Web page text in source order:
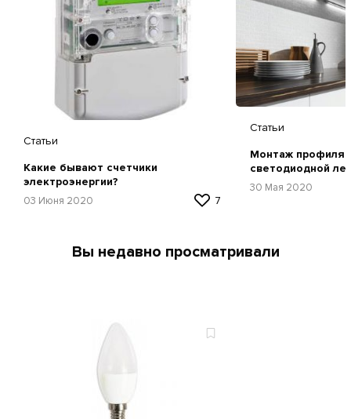
Статьи
Какие бывают счетчики
электроэнергии?
03 Июня 2020 7
Статьи
Монтаж профиля
светодиодной
30 Мая 2020
Вы недавно просматривали